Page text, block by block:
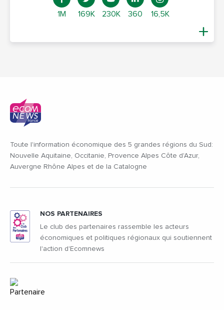
1M 169K 230K 360 16,5K
Toute l'information économique des 5 grandes régions du Sud:
Nouvelle Aquitaine, Occitanie, Provence Alpes Côte d'Azur,
Auvergne Rhône Alpes et de la Catalogne
NOS PARTENAIRES
Le club des partenaires rassemble les acteurs
économiques et politiques régionaux qui soutiennent
l'action d'Ecomnews